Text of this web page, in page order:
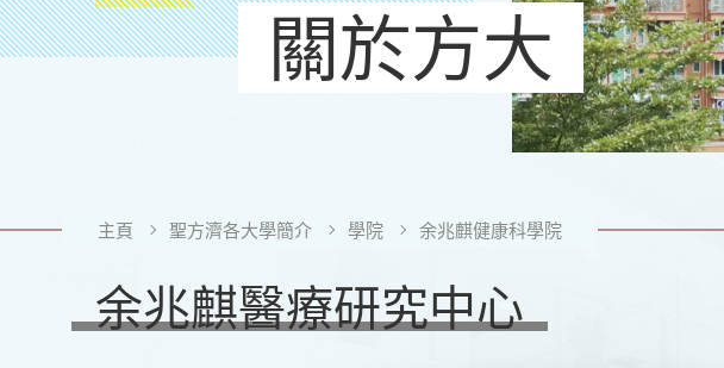
關於方大
主頁 聖方濟各大學簡介 學院 余兆麒健康科學院
余兆麒醫療研究中心